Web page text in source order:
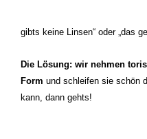
gibts keine Linsen“ oder „das
Die Lösung: wir nehmen
Form und schleifen sie schön
kann, dann gehts!